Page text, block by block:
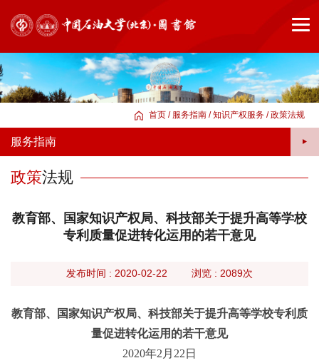
首
首页 / 服务指南 /知识产权服务 /政策法规
服务指南
政策法规
教育部、国家知识产权局、科技部关于提升高等学校
专利质量促进转化运用的若干意见
发布时间 : 2020-02-22 浏览 : 2089次
教育部、国家知识产权局、科技部关于提升高等学校专利质
量促进转化运用的若干意见
2020年2 月 22 日